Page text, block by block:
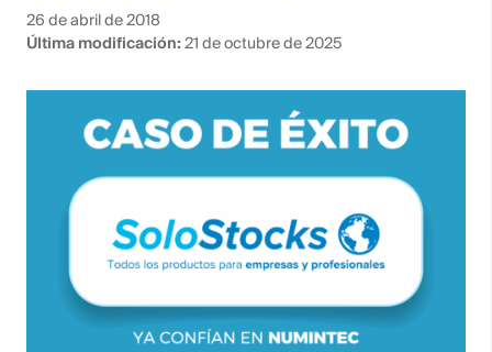
26 de abril de 2018
Última modificación: 21 de octubre de 2025